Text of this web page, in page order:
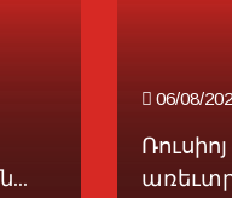
06/08/